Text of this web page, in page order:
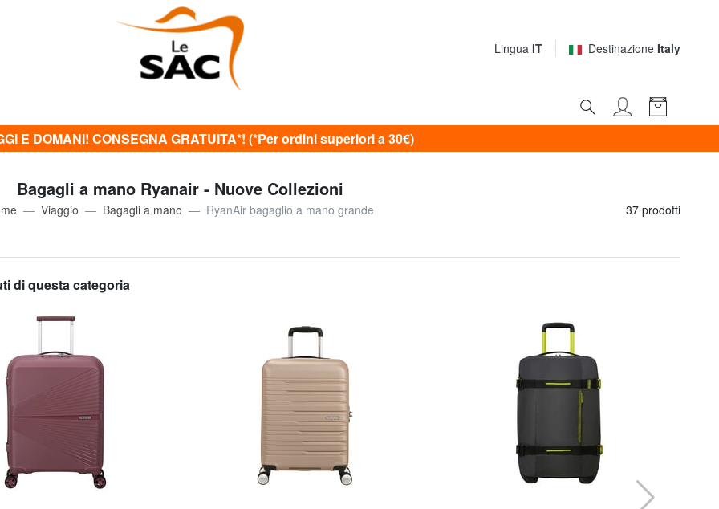
Lingua IT Destinazione Italy
E DOMANI! CONSEGNA GRATUITA*! (*Per ordini superiori a 30€)
Bagagli a mano Ryanair - Nuove Collezioni
Viaggio Bagagli a mano RyanAir bagaglio a mano grande 37 prodotti
di questa categoria